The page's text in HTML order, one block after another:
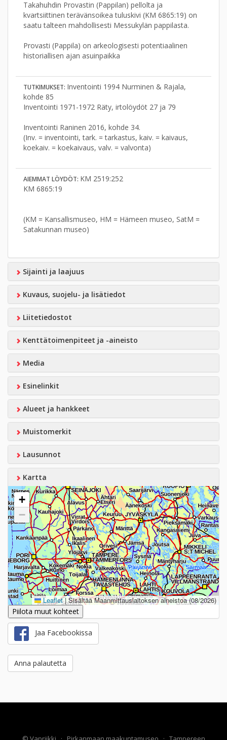
Takahuhdin Provastin (Pappilan) pellolta ja
kvartsiittinen terävänsoikea tuluskivi (KM 6865:19) on
saatu talteen mahdollisesti Messukylän pappilasta.
Provasti (Pappila) on arkeologisesti potentiaalinen
historiallisen ajan asuinpaikka
TUTKIMUKSET: Inventointi 1994 Nurminen & Rajala,
kohde 85
Inventointi 1971-1972 Räty, irtolöydöt 27 ja 79
Inventointi Raninen 2016, kohde 34.
(Inv. = inventointi, tark. = tarkastus, kaiv. = kaivaus,
koekaiv. = koekaivaus, valv. = valvonta)
AIEMMAT LÖYDÖT: KM 2519:252
KM 6865:19
(KM = Kansallismuseo, HM = Hämeen museo, SatM =
Satakunnan museo)
Sijainti ja laajuus
Kuvaus, suojelu- ja lisätiedot
Liitetiedostot
Kenttätoimenpiteet ja -aineisto
Media
Esinelinkit
Alueet ja hankkeet
Muistomerkit
Lausunnot
Kartta
+
−
Leaflet |Sisältää Maanmittauslaitoksen aineistoa (08/2026)
Piilota muut kohteet
Jaa Facebookissa
Anna palautetta